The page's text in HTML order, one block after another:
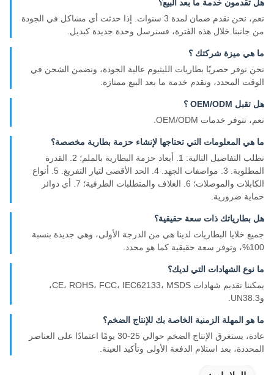
هل تقدمون خدمة ما بعد البيع؟
نعم، نحن نقدم ضمان لمدة 3 سنوات. إذا حدثت أي مشاكل في الجودة
من جانبنا خلال هذه الفترة، فسنرسل وحدة جديدة كبديل.
ما هي ميزة شركتك ؟
نحن نوفر حصريًا بطاريات الليثيوم عالية الجودة، ونضمن الشحن في
الوقت المحدد، ونقدم خدمة ما بعد البيع ممتازة.
هل تقبل OEM/ODM ؟
نعم، تتوفر خدمات OEM/ODM.
ما هي المعلومات التي تحتاجها لإنشاء حزمة بطارية مخصصة؟
نطلب التفاصيل التالية: 1. أبعاد حزمة البطارية بالملم؛ 2. القدرة
المطلوبة. 3. مواصفات الجهد. 4. الحد الأقصى لتيار التفريغ. 5. أنواع
الكابلات والموصلات؛ 6. الغلاف والمتطلبات الطرفية؛ 7. أي دوائر
حماية ضرورية.
هل بطارياتك ذات سعة حقيقية؟
جميع خلايا البطاريات لدينا هي من الدرجة الأولى، وهي جديدة بنسبة
100%، وتوفر سعة حقيقية كما هو محدد.
ما نوع الشهادات التي لديك؟
يمكننا تقديم شهادات CE، ROHS، FCC، IEC62133، MSDS،
وUN38.3.
ما هو المهلة الزمنية الخاصة بك للإنتاج الضخم؟
عادة، يستغرق الإنتاج الضخم حوالي 25-30 يومًا اعتمادًا على العناصر
المحددة، بعد استلام الدفعة الأولى وتأكيد العينة.